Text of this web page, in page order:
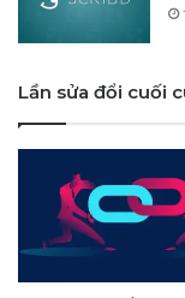
Lần sửa đổi cuối